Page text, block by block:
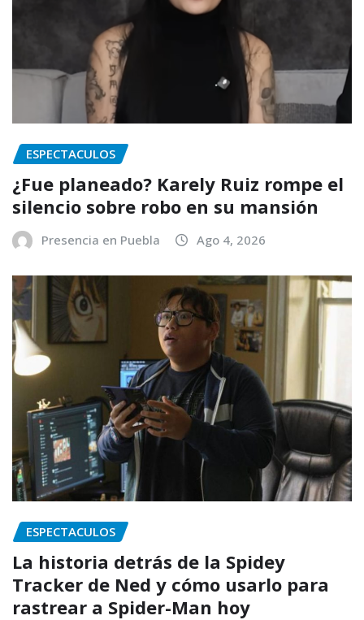
ESPECTACULOS
¿Fue planeado? Karely Ruiz rompe el
silencio sobre robo en su mansión
Presencia en Puebla Ago 4, 2026
ESPECTACULOS
La historia detrás de la Spidey
Tracker de Ned y cómo usarlo para
rastrear a Spider-Man hoy